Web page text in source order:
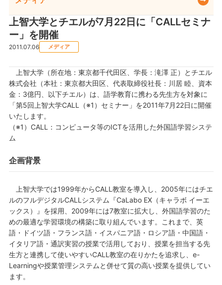
上智大学とチエルが7月22日に「CALLセミナ
ー」を開催
2011.07.06 メディア
上智大学（所在地：東京都千代田区、学長：滝澤 正）とチエル
株式会社（本社：東京都大田区、代表取締役社長：川居 睦、資本
金：3億円、以下チエル）は、語学教育に携わる先生方を対象に
「第5回上智大学CALL（※1）セミナー」を2011年7月22日に開催
いたします。
（※1）CALL：コンピュータ等のICTを活用した外国語学習システ
ム
企画背景
上智大学では1999年からCALL教室を導入し、2005年にはチエ
ルのフルデジタルCALLシステム『CaLabo EX（キャラボ イーエ
ックス）』を採用、2009年には7教室に拡大し、外国語学習のた
めの最適な学習環境の構築に取り組んでいます。これまで、英
語・ドイツ語・フランス語・イスパニア語・ロシア語・中国語・
イタリア語・通訳実習の授業で活用しており、授業を担当する先
生方と連携して使いやすいCALL教室の在りかたを追求し、e-
Learningや授業管理システムと併せて質の高い授業を提供してい
ます。